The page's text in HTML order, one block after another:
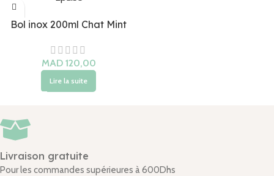
Bol inox 200ml Chat Mint
Lire la suite
Livraison gratuite
Pour les commandes supérieures à 600Dhs